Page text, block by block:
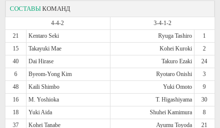
СОСТАВЫ КОМАНД
4-4-2
3-4-1-2
21
Kentaro Seki Ryuga Tashiro
1
15
Takayuki Mae Kohei Kuroki
2
40
Dai Hirase Takuro Ezaki
24
6
Byeom-Yong Kim Ryotaro Onishi
3
48
Kaili Shimbo Yuki Omoto
9
16
M. Yoshioka T. Higashiyama
30
18
Yuki Aida Shuhei Kamimura
8
37
Kohei Tanabe Ayumu Toyoda
21